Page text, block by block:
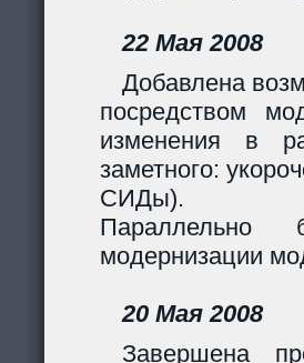
22 Мая 2008
Добавлена
посредством
изменения в
заметного:
СИДы).
модернизации
20 Мая 2008
Завершена